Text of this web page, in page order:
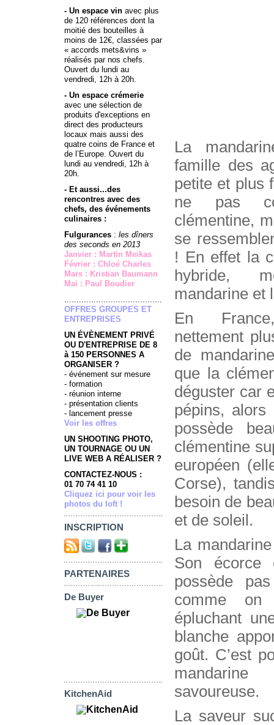
- Un espace vin avec plus
de 120 références dont la
moitié des bouteilles à
moins de 12€, classées par
« accords mets&vins »
réalisés par nos chefs.
Ouvert du lundi au
vendredi, 12h à 20h.
- Un espace crémerie
avec une sélection de
produits d'exceptions en
direct des producteurs
locaux mais aussi des
quatre coins de France et
de l’Europe. Ouvert du
lundi au vendredi, 12h à
20h.
- Et aussi...des
rencontres avec des
chefs, des événements
culinaires :
Fulgurances : les dîners
des seconds en 2013
Janvier : Martin Meikas
Février : Chloé Charles
Mars : Kristian Baumann
Mai : Paul Boudier
........................................
OFFRES GROUPES ET
ENTREPRISES
UN ÉVÈNEMENT PRIVÉ
OU D'ENTREPRISE DE 8
à 150 PERSONNES A
ORGANISER ?
- événement sur mesure
- formation
- réunion interne
- présentation clients
- lancement presse
Voir les offres
UN SHOOTING PHOTO,
UN TOURNAGE OU UN
LIVE WEB A RÉALISER ?
CONTACTEZ-NOUS :
01 70 74 41 10
Cliquez ici pour voir les
photos du loft !
INSCRIPTION
PARTENAIRES
De Buyer
KitchenAid
La
famille des
petite et plus
ne pas
clémentine,
se
! En effet la
hybride,
mandarine et
En
nettement
de
que la
déguster car
pépins,
possède
clémentine
européen
Corse),
besoin de
et de soleil.
La
Son
possède
comme
épluchant
blanche
goût. C’est
savoureuse.
La saveur